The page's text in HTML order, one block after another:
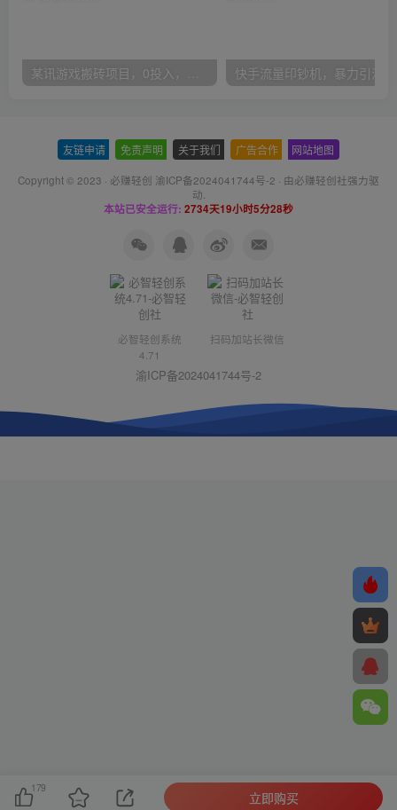
友链申请 免责声明 关于我们 广告合作 网站地图
Copyright © 2023 · 必赚轻创 渝ICP备2024041744号-2 · 由必赚轻创社强力驱
动.
本站已安全运行: 2734天19小时5分29秒
必智轻创系统
4.71
扫码加站长微信
渝ICP备2024041744号-2
179
立即购买